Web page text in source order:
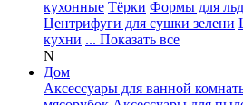
кухонные Тёрки Формы для
Центрифуги для сушки зелени
кухни ... Показать все
N
Дом
Аксессуары для ванной